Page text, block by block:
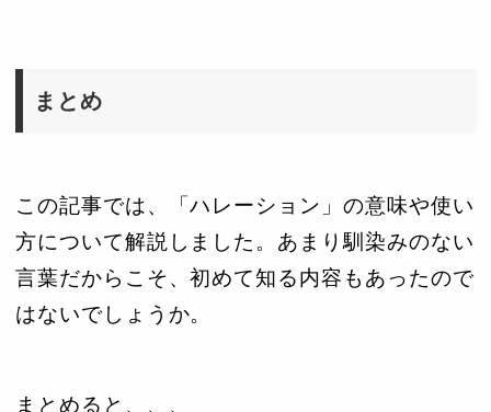
まとめ
この記事では、「ハレーション」の意味や使い
方について解説しました。あまり馴染みのない
言葉だからこそ、初めて知る内容もあったので
はないでしょうか。
まとめると、、、